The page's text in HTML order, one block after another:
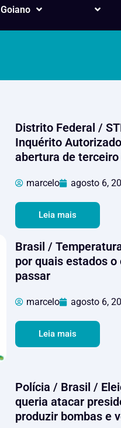
Goiano
Distrito Federal /
Inquérito
abertura de
marcelo agosto 6,
Leia mais
Brasil /
por quais estados
passar
marcelo agosto 6,
Leia mais
Polícia / Brasil /
queria atacar
produzir bombas e